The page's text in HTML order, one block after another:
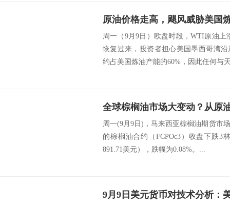
原油价格走高，飓风威胁美国
周一（9月9日）欧盘时段，WTI原油上
恢复过来，投资者担心美国墨西哥湾
约占美国炼油产能的60%，因此任何与
周一(9月9日)，马来西亚棕榈油期货市
的棕榈油合约（FCPOc3）收盘下跌3
891.71美元），跌幅为0.08%。...